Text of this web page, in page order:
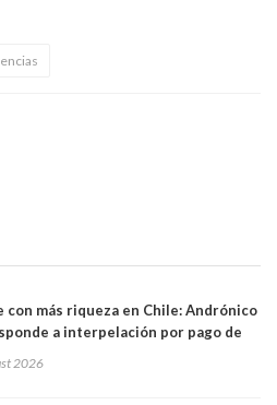
con más riqueza en Chile: Andrónico
a interpelación por pago de
muera”
2026